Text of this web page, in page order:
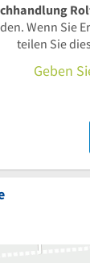
Wenn Sie
teilen Sie
Geben